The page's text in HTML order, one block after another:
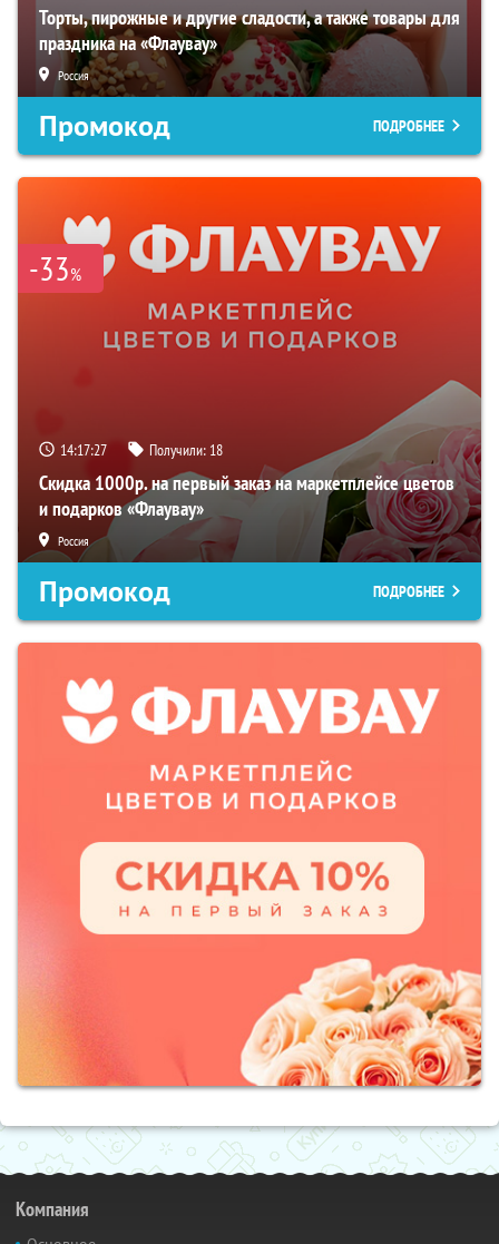
Торты, пирожные и другие сладости, а также товары для
праздника на «Флаувау»
Россия
Промокод ПОДРОБНЕЕ
-33%
14:17:27 Получили: 18
Скидка 1000р. на первый заказ на маркетплейсе цветов
и подарков «Флаувау»
Россия
Промокод ПОДРОБНЕЕ
Компания